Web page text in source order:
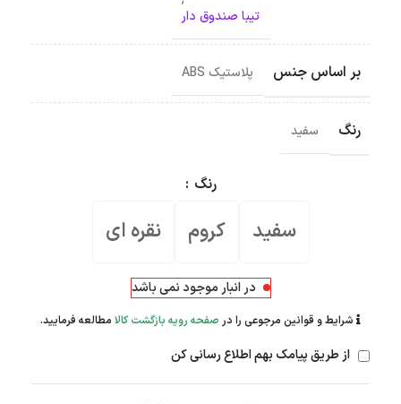
تیبا صندوق دار
بر اساس جنس پلاستیک ABS
رنگ سفید
رنگ
سفید کروم نقره ای
در انبار موجود نمی باشد
شرایط و قوانین مرجوعی را در صفحه رویه بازگشت کالا مطالعه فرمایید.
از طریق پیامک بهم اطلاع رسانی کن